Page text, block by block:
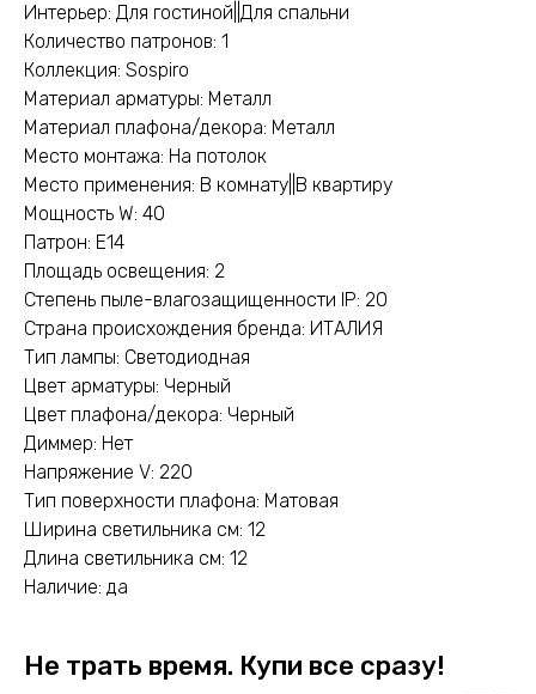
Интерьер: Для гостиной||Для спальни
Количество патронов: 1
Коллекция: Sospiro
Материал арматуры: Металл
Материал плафона/декора: Металл
Место монтажа: На потолок
Место применения: В комнату||В квартиру
Мощность W: 40
Патрон: E14
Площадь освещения: 2
Степень пыле-влагозащищенности IP: 20
Страна происхождения бренда: ИТАЛИЯ
Тип лампы: Светодиодная
Цвет арматуры: Черный
Цвет плафона/декора: Черный
Диммер: Нет
Напряжение V: 220
Тип поверхности плафона: Матовая
Ширина светильника см: 12
Длина светильника см: 12
Наличие: да
Не трать время. Купи все сразу!